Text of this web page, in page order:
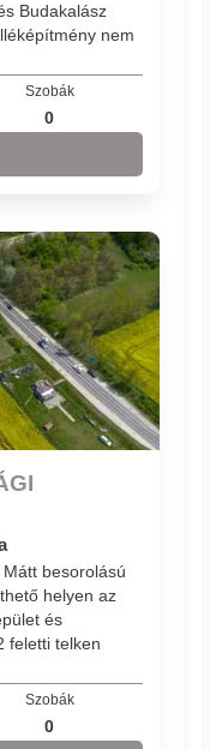
Budakalász
nem
Szobák
0
besorolású
helyen az
és
feletti telken
Szobák
0